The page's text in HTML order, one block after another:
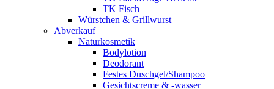
TK Fisch
Würstchen & Grillwurst
Abverkauf
Naturkosmetik
Bodylotion
Deodorant
Festes Duschgel/Shampoo
Gesichtscreme & -wasser